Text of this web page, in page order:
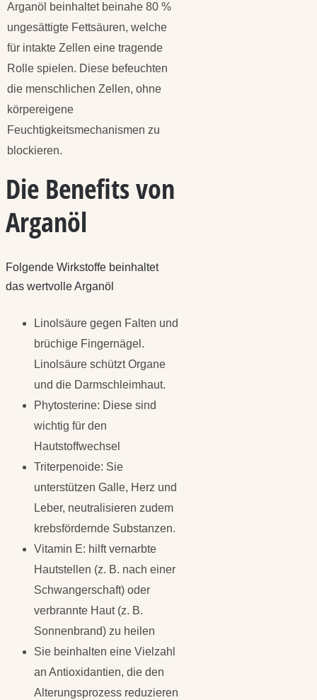
Arganöl beinhaltet beinahe 80 %
ungesättigte Fettsäuren, welche
für intakte Zellen eine tragende
Rolle spielen. Diese befeuchten
die menschlichen Zellen, ohne
körpereigene
Feuchtigkeitsmechanismen zu
blockieren.
Die Benefits von
Arganöl
Folgende Wirkstoffe beinhaltet
das wertvolle Arganöl
Linolsäure gegen Falten und
brüchige Fingernägel.
Linolsäure schützt Organe
und die Darmschleimhaut.
Phytosterine: Diese sind
wichtig für den
Hautstoffwechsel
Triterpenoide: Sie
unterstützen Galle, Herz und
Leber, neutralisieren zudem
krebsfördernde Substanzen.
Vitamin E: hilft vernarbte
Hautstellen (z. B. nach einer
Schwangerschaft) oder
verbrannte Haut (z. B.
Sonnenbrand) zu heilen
Sie beinhalten eine Vielzahl
an Antioxidantien, die den
Alterungsprozess reduzieren